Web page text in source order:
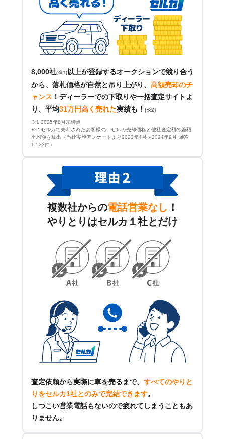
8,000社(※1)以上が登録するオークションで競り合う
から、落札価格が自然と吊り上がり、 高額売却のチ
ャンス ！ ディーラーでの下取りや一括査定サイトよ
り、平均31万円高く売れた実績も！ (※2)
※1 2025年8月末時点
※2 セルカで売却されたお客様の、セルカ売却価格と他社査定額の差額
平均額を算出（当社実施アンケートより2022年4月～2024年9月 回答
1,533件）
複数社からの電話営業なし ！
やりとりはセルカ１社とだけ
査定依頼から実際に車を売るまで、 すべてのやりと
りをセルカ1社とのみで完結できます。
しつこい営業電話もないので疲れてしまうこともあ
りません。